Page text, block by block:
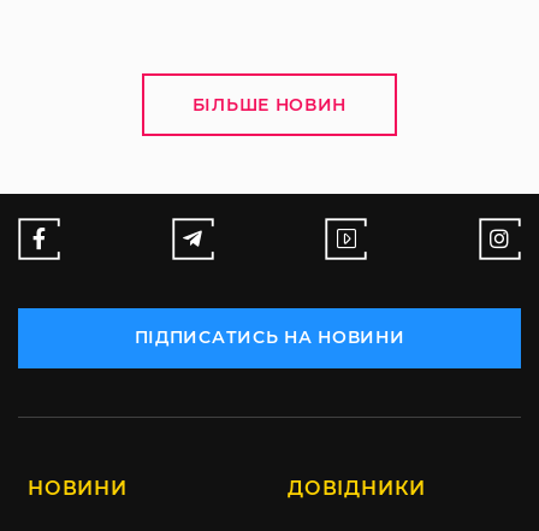
БІЛЬШЕ НОВИН
ПІДПИСАТИСЬ НА НОВИНИ
НОВИНИ ДОВІДНИКИ